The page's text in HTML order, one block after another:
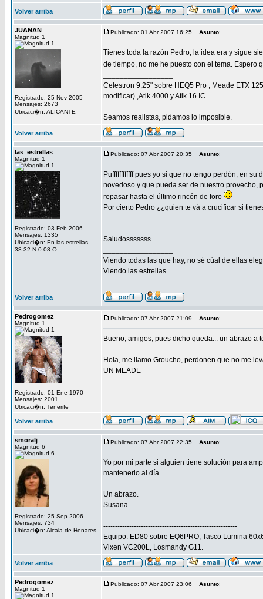
Volver arriba
JUANAN
Magnitud 1
Registrado: 25 Nov 2005
Mensajes: 2673
Ubicaci�n: ALICANTE
Publicado: 01 Abr 2007 16:25 Asunto:
Tienes toda la razón Pedro, la idea era y sigue
de tiempo, no me he puesto con el tema.
Celestron 9,25" sobre HEQ5 Pro , Meade ETX
modificar) ,Atik 4000 y Atik 16 IC .
Seamos realistas, pidamos lo imposible.
Volver arriba
las_estrellas
Magnitud 1
Registrado: 03 Feb 2006
Mensajes: 1335
Ubicaci�n: En las estrellas
38.32 N 0.08 O
Publicado: 07 Abr 2007 20:35 Asunto:
Puffffffffffff pues yo si que no tengo perdón, en
novedoso y que pueda ser de nuestro provecho,
repasar hasta el último rincón de foro
Por cierto Pedro ¿¿quien te vá a crucificar si
Saludosssssss
Viendo todas las que hay, no sé cúal de ellas
Viendo las estrellas...
-------------------------------------------------------
Volver arriba
Pedrogomez
Magnitud 1
Registrado: 01 Ene 1970
Mensajes: 2001
Ubicaci�n: Tenerife
Publicado: 07 Abr 2007 21:09 Asunto:
Bueno, amigos, pues dicho queda... un abrazo a
Hola, me llamo Groucho, perdonen que no me
UN MEADE
Volver arriba
smoralj
Magnitud 6
Registrado: 25 Sep 2006
Mensajes: 734
Ubicaci�n: Alcala de Henares
Publicado: 07 Abr 2007 22:35 Asunto:
Yo por mi parte si alguien tiene solución para
mantenerlo al día.
Un abrazo.
Susana
---------------------------------------------------------
Equipo: ED80 sobre EQ6PRO, Tasco Lumina
Vixen VC200L, Losmandy G11.
Volver arriba
Pedrogomez
Magnitud 1
Publicado: 07 Abr 2007 23:06 Asunto: